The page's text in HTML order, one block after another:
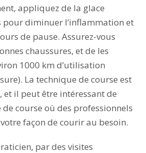
appliquez de la glace
diminuer l’inflammation et
de pause. Assurez-vous
chaussures, et de les
1000 km d’utilisation
La technique de course est
il peut être intéressant de
course où des professionnels
façon de courir au besoin.
par des visites